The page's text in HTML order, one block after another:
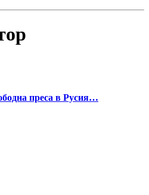
преса в Русия…